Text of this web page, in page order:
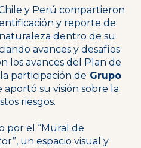
y Perú compartieron
y reporte de
dentro de su
avances y desafíos
los avances del Plan de
participación de Grupo
aportó su visión sobre la
riesgos.
por el “Mural de
un espacio visual y